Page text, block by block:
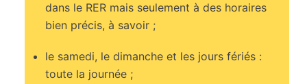
dans le RER mais seulement à des horaires
bien précis, à savoir ;
le samedi, le dimanche et les jours fériés :
toute la journée ;